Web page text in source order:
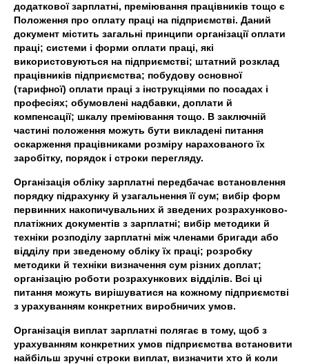
додаткової зарплатні, преміювання працівників тощо є
Положення про оплату праці на підприємстві. Даний
документ містить загальні принципи організації оплати
праці; системи і форми оплати праці, які
використовуються на підприємстві; штатний розклад
працівників підприємства; побудову основної
(тарифної) оплати праці з інструкціями по посадах і
професіях; обумовлені надбавки, доплати й
компенсації; шкалу преміювання тощо. В заключній
частині положення можуть бути викладені питання
оскарження працівниками розміру нарахованого їх
заробітку, порядок і строки перегляду.
Організація обліку зарплатні передбачає встановлення
порядку підрахунку й узагальнення її сум; вибір форм
первинних накопичувальних й зведених розрахунково-
платіжних документів з зарплатні; вибір методики й
техніки розподілу зарплатні між членами бригади або
відділу при зведеному обліку їх праці; розробку
методики й техніки визначення сум різних доплат;
організацію роботи розрахункових відділів. Всі ці
питання можуть вирішуватися на кожному підприємстві
з урахуванням конкретних виробничих умов.
Організація виплат зарплатні полягає в тому, щоб з
урахуванням конкретних умов підприємства встановити
найбільш зручні строки виплат, визначити хто й коли